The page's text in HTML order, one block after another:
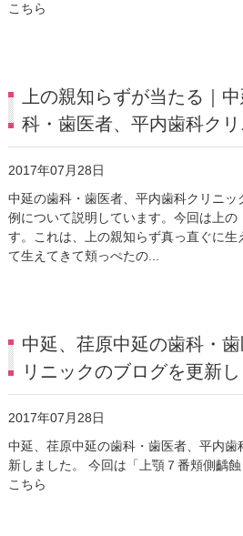
こちら
上の親知らずが当たる｜
科・歯医者、平内歯科クリ
2017年07月28日
中延の歯科・歯医者、平内歯科クリニッ
例について説明しています。今回は上
す。これは、上の親知らず真っ直ぐに生
て生えてきて頬っぺたの...
中延、荏原中延の歯科・
リニックのブログを更新し
2017年07月28日
中延、荏原中延の歯科・歯医者、平内歯
新しました。 今回は「上顎７番頬側齲
こちら